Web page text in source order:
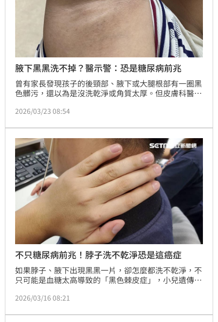
腋下黑黑洗不掉？醫示警：恐是糖尿病前兆
曾有家長發現孩子的後頸部、腋下或大腿根部有一圈黑
色髒污，還以為是沒洗乾淨或角質太厚。但皮膚科醫師
訊」，臨床上稱之為「黑色棘皮症」（Acanthosis
度過高，若長期置之不理，未來可能演變為第2型糖尿
病。
2026/03/23 08:54
不只糖尿病前兆！脖子洗不乾淨恐是這癌症
如果脖子、腋下出現黑黑一片，卻怎麼都洗不乾淨，不
只可能是血糖太高導致的「黑色棘皮症」，小兒遺傳新
量黑色棘皮症症狀，要記得先排除胃癌可能，並強調
2026/03/16 08:21